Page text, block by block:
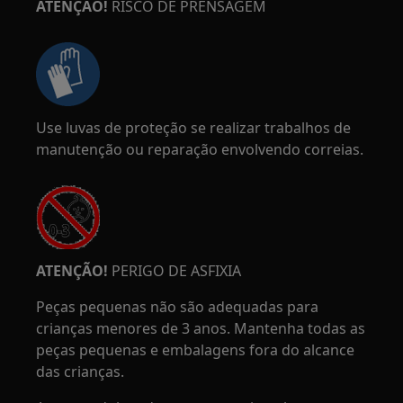
ATENÇÃO! RISCO DE PRENSAGEM
Use luvas de proteção se realizar trabalhos de
manutenção ou reparação envolvendo correias.
ATENÇÃO! PERIGO DE ASFIXIA
Peças pequenas não são adequadas para
crianças menores de 3 anos. Mantenha todas as
peças pequenas e embalagens fora do alcance
das crianças.